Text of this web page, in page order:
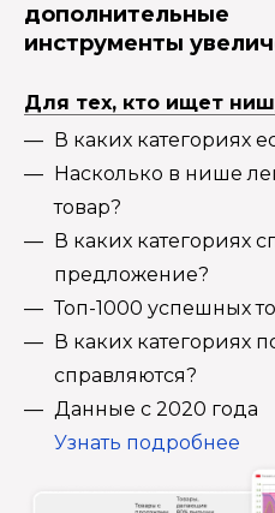
дополнительные
инструменты
Для тех, кто ищет
В каких категориях
Насколько в нише
товар?
В каких категориях
предложение?
Топ-1000 успешных
В каких категориях
справляются?
Данные с 2020 года
Узнать подробнее